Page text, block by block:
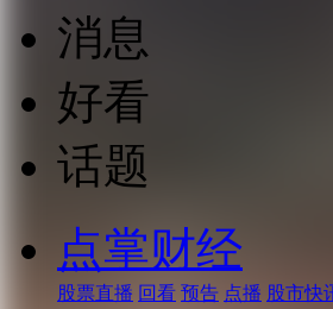
消息
好看
话题
点掌财经
股票直播 回看 预告 点播 股市快